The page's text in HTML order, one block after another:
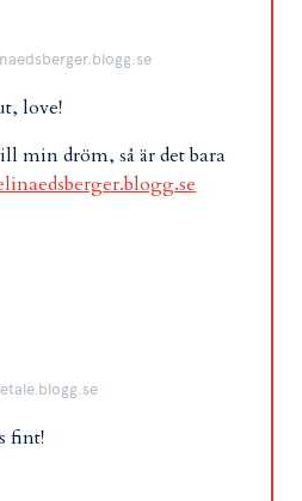
love!
min dröm, så är det bara
fint!